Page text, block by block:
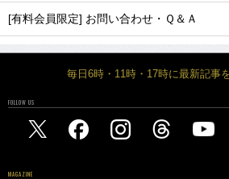
[有料会員限定] お問い合わせ・Ｑ＆Ａ
毎日6時・11時・17時に最新記事
FOLLOW US
MAGAZINE